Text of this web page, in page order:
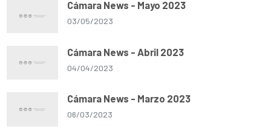
Cámara News - Mayo 2023
03/05/2023
Cámara News - Abril 2023
04/04/2023
Cámara News - Marzo 2023
06/03/2023